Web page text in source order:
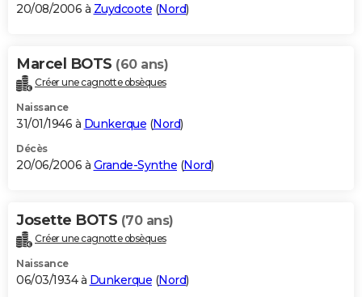
20/08/2006 à Zuydcoote (Nord)
Marcel BOTS (60 ans)
Créer une cagnotte obsèques
Naissance
31/01/1946 à Dunkerque (Nord)
Décès
20/06/2006 à Grande-Synthe (Nord)
Josette BOTS (70 ans)
Créer une cagnotte obsèques
Naissance
06/03/1934 à Dunkerque (Nord)